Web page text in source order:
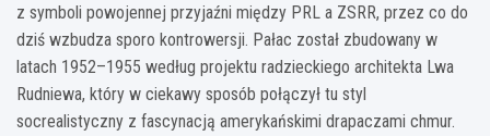
z symboli powojennej przyjaźni między PRL a ZSRR, przez co do
dziś wzbudza sporo kontrowersji. Pałac został zbudowany w
latach 1952–1955 według projektu radzieckiego architekta Lwa
Rudniewa, który w ciekawy sposób połączył tu styl
socrealistyczny z fascynacją amerykańskimi drapaczami chmur.